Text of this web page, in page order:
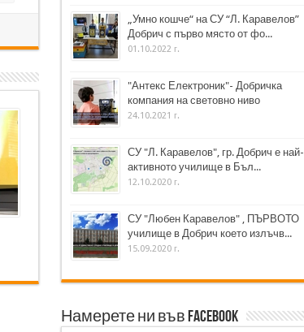
„Умно кошче“ на СУ “Л. Каравелов”
Добрич с първо място от фо...
01.10.2022 г.
"Антекс Електроник"- Добричка
компания на световно ниво
24.10.2021 г.
СУ "Л. Каравелов", гр. Добрич е най-
активното училище в Бъл...
12.10.2020 г.
СУ "Любен Каравелов" , ПЪРВОТО
училище в Добрич което излъчв...
15.09.2020 г.
Намерете ни във Facebook